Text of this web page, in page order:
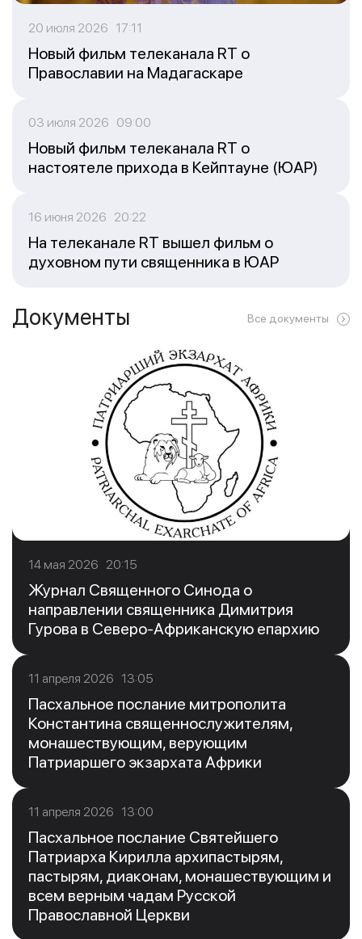
20 июля 2026 17:11
Новый фильм телеканала RT о
Православии на Мадагаскаре
03 июля 2026 09:00
Новый фильм телеканала RT о
настоятеле прихода в Кейптауне (ЮАР)
16 июня 2026 20:22
На телеканале RT вышел фильм о
духовном пути священника в ЮАР
Документы Все документы
14 мая 2026 20:15
Журнал Священного Синода о
направлении священника Димитрия
Гурова в Северо-Африканскую епархию
11 апреля 2026 13:05
Пасхальное послание митрополита
Константина священнослужителям,
монашествующим, верующим
Патриаршего экзархата Африки
11 апреля 2026 13:00
Пасхальное послание Святейшего
Патриарха Кирилла архипастырям,
пастырям, диаконам, монашествующим и
всем верным чадам Русской
Православной Церкви